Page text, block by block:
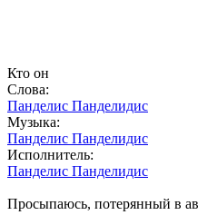
Кто он
Слова:
Панделис Панделидис
Музыка:
Панделис Панделидис
Исполнитель:
Панделис Панделидис
Просыпаюсь, потерянный в